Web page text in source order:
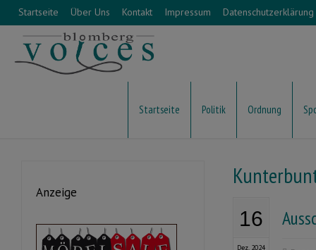
Startseite Über Uns Kontakt Impressum Datenschutzerklärung
Startseite Politik Ordnung
16
Dez. 2024
Anzeige